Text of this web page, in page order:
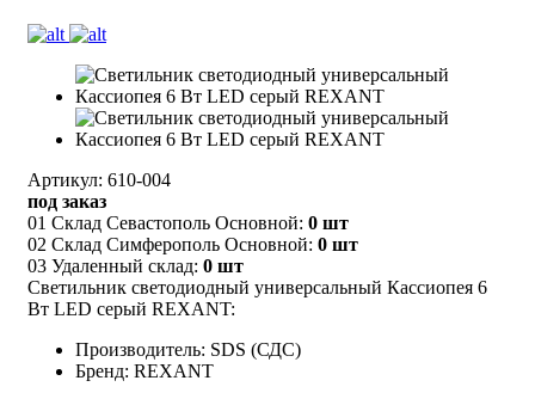
Артикул: 610-004
под заказ
01 Склад Севастополь Основной: 0 шт
02 Склад Симферополь Основной: 0 шт
03 Удаленный склад: 0 шт
Светильник светодиодный универсальный Кассиопея 6
Вт LED серый REXANT:
Производитель: SDS (СДС)
Бренд: REXANT